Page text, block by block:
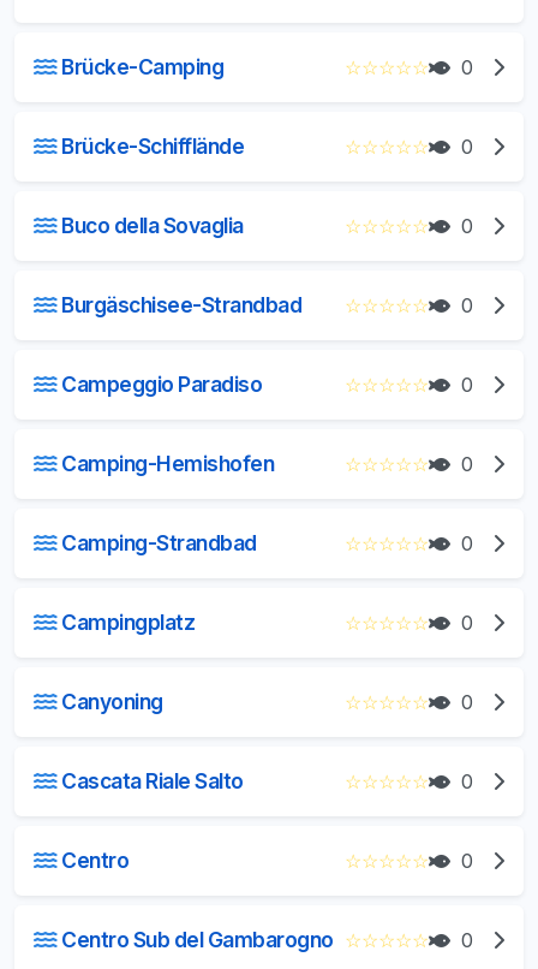
Brücke-Camping ☆☆☆☆☆ 0
Brücke-Schifflände ☆☆☆☆☆ 0
Buco della Sovaglia ☆☆☆☆☆ 0
Burgäschisee-Strandbad ☆☆☆☆☆ 0
Campeggio Paradiso ☆☆☆☆☆ 0
Camping-Hemishofen ☆☆☆☆☆ 0
Camping-Strandbad ☆☆☆☆☆ 0
Campingplatz ☆☆☆☆☆ 0
Canyoning ☆☆☆☆☆ 0
Cascata Riale Salto ☆☆☆☆☆ 0
Centro ☆☆☆☆☆ 0
Centro Sub del Gambarogno ☆☆☆☆☆ 0